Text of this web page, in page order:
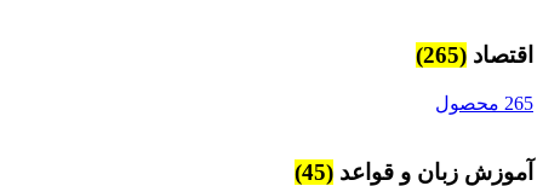
اقتصاد (265)
265 محصول
آموزش زبان و قواعد (45)